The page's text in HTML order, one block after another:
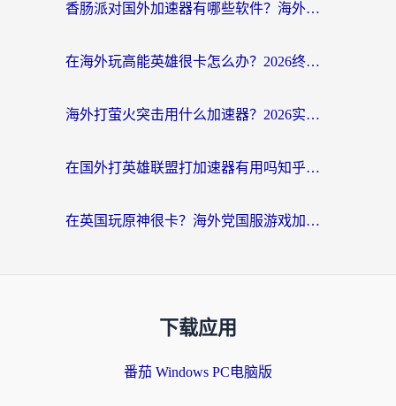
香肠派对国外加速器有哪些软件？海外玩家国服畅玩终极指南（附实测推荐）
在海外玩高能英雄很卡怎么办？2026终极指南帮你告别延迟卡顿
海外打萤火突击用什么加速器？2026实测靠谱方案+多游戏适配指南
在国外打英雄联盟打加速器有用吗知乎？海外玩家亲测：选对工具比什么都重要
在英国玩原神很卡？海外党国服游戏加速终极指南（附实测有效方案）
下载应用
番茄 Windows PC电脑版